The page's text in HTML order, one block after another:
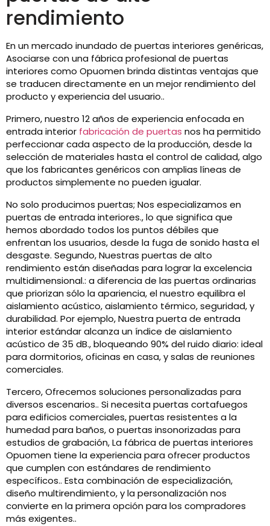
rendimiento
En un mercado inundado de puertas interiores genéricas,
Asociarse con una fábrica profesional de puertas
interiores como Opuomen brinda distintas ventajas que
se traducen directamente en un mejor rendimiento del
producto y experiencia del usuario..
Primero, nuestro 12 años de experiencia enfocada en
entrada interior fabricación de puertas nos ha permitido
perfeccionar cada aspecto de la producción, desde la
selección de materiales hasta el control de calidad, algo
que los fabricantes genéricos con amplias líneas de
productos simplemente no pueden igualar.
No solo producimos puertas; Nos especializamos en
puertas de entrada interiores., lo que significa que
hemos abordado todos los puntos débiles que
enfrentan los usuarios, desde la fuga de sonido hasta el
desgaste. Segundo, Nuestras puertas de alto
rendimiento están diseñadas para lograr la excelencia
multidimensional.: a diferencia de las puertas ordinarias
que priorizan sólo la apariencia, el nuestro equilibra el
aislamiento acústico, aislamiento térmico, seguridad, y
durabilidad. Por ejemplo, Nuestra puerta de entrada
interior estándar alcanza un índice de aislamiento
acústico de 35 dB., bloqueando 90% del ruido diario: ideal
para dormitorios, oficinas en casa, y salas de reuniones
comerciales.
Tercero, Ofrecemos soluciones personalizadas para
diversos escenarios.. Si necesita puertas cortafuegos
para edificios comerciales, puertas resistentes a la
humedad para baños, o puertas insonorizadas para
estudios de grabación, La fábrica de puertas interiores
Opuomen tiene la experiencia para ofrecer productos
que cumplen con estándares de rendimiento
específicos.. Esta combinación de especialización,
diseño multirendimiento, y la personalización nos
convierte en la primera opción para los compradores
más exigentes..